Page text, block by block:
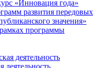
«Инновация года»
развития передовых
значения»
программы
деятельность
деятельность